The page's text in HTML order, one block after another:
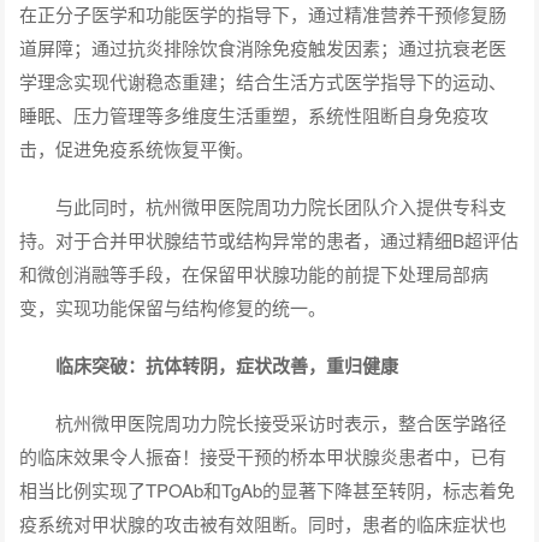
在正分子医学和功能医学的指导下，通过精准营养干预修复肠
道屏障；通过抗炎排除饮食消除免疫触发因素；通过抗衰老医
学理念实现代谢稳态重建；结合生活方式医学指导下的运动、
睡眠、压力管理等多维度生活重塑，系统性阻断自身免疫攻
击，促进免疫系统恢复平衡。
与此同时，杭州微甲医院周功力院长团队介入提供专科支
持。对于合并甲状腺结节或结构异常的患者，通过精细B超评估
和微创消融等手段，在保留甲状腺功能的前提下处理局部病
变，实现功能保留与结构修复的统一。
临床突破：抗体转阴，症状改善，重归健康
杭州微甲医院周功力院长接受采访时表示，整合医学路径
的临床效果令人振奋！接受干预的桥本甲状腺炎患者中，已有
相当比例实现了TPOAb和TgAb的显著下降甚至转阴，标志着免
疫系统对甲状腺的攻击被有效阻断。同时，患者的临床症状也